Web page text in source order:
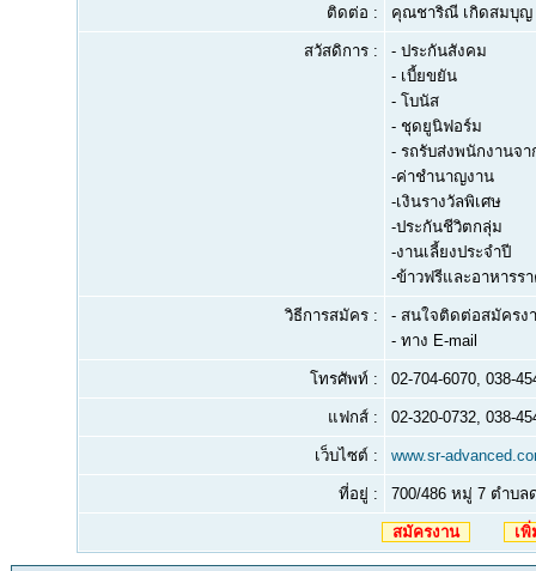
ติดต่อ : คุณชาริณี เกิดสมบุญ
สวัสดิการ :
- ประกันสังคม
- เบี้ยขยัน
- โบนัส
- ชุดยูนิฟอร์ม
- รถรับส่งพนักงานจ
-ค่าชำนาญงาน
-เงินรางวัลพิเศษ
-ประกันชีวิตกลุ่ม
-งานเลี้ยงประจำปี
-ข้าวฟรีและอาหารร
วิธีการสมัคร :
- สนใจติดต่อสมัครง
- ทาง E-mail
โทรศัพท์ : 02-704-6070, 038-
แฟกส์ : 02-320-0732, 038-
เว็บไซต์ : www.sr-
ที่อยู่ : 700/486 หมู่ 7 ตำบล
สมัครงาน เ